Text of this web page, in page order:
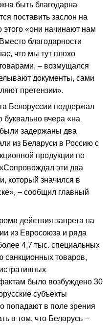
быть благодарна
поставить заслон на
этого «они начинают нам
благодарности
что мы тут плохо
– возмущался
документы, сами
претензии».
Белоруссии поддержал
буквально вчера «на
задержаны два
из Беларуси в Россию с
продукции по
эти два
который значился в
– сообщил главный
действия запрета на
из Евросоюза и ряда
4,7 тыс. специальных
санкционных товаров,
было возбуждено 30
субъекты
попадают в поле зрения
в том, что Беларусь –